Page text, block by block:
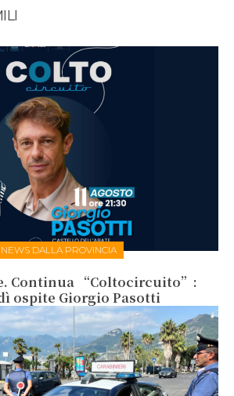
NEWS DALLA PROVINCIA
Continua “Coltocircuito”:
ospite Giorgio Pasotti